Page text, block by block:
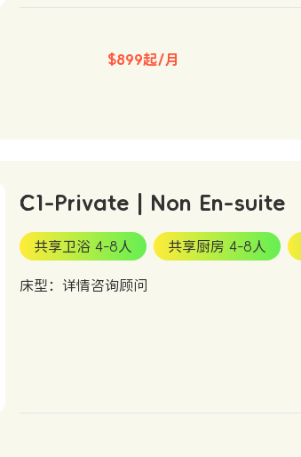
$899起/月
C1-Private | Non En-suite
共享卫浴 4-8人 共享厨房 4-8人
床型：详情咨询顾问